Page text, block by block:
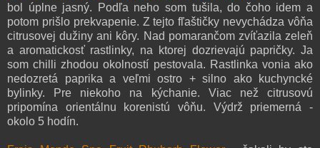
bol úplne jasný. Podľa neho som tušila, do čoho idem a
potom prišlo prekvapenie. Z tejto fľaštičky nevychádza vôňa
citrusovej dužiny ani kôry. Nad pomarančom zvíťazila zeleň
a aromatickosť rastlinky, na ktorej dozrievajú papričky. Ja
som chilli zhodou okolností pestovala. Rastlinka vonia ako
nedozretá paprika a veľmi ostro + silno ako kuchyncké
bylinky. Pre niekoho na kýchanie. Viac než citrusovú
pripomína orientálnu korenistú vôňu. Výdrž priemerná -
okolo 5 hodín.